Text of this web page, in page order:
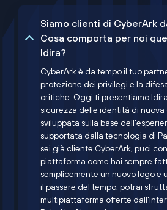
Siamo clienti di CyberArk
Cosa comporta per noi
Idira?
CyberArk è da tempo il tuo
protezione dei privilegi e la
critiche. Oggi ti presentiamo
sicurezza delle identità di nuova
sviluppata sulla base
supportata dalla tecnologia di
sei già cliente CyberArk, puoi
piattaforma come hai sempre
semplicemente un nuovo logo e
il passare del tempo, potrai
multipiattaforma offerte